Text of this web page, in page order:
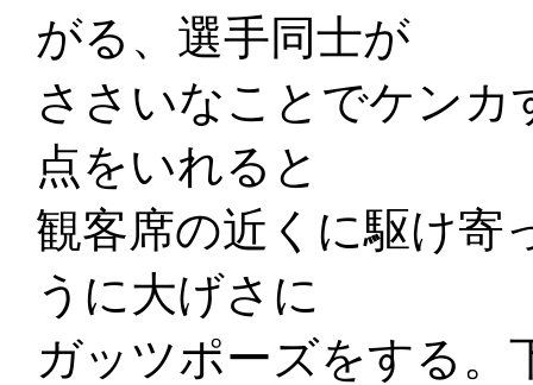
がる、選手同士が
ささいなことでケン
点をいれると
観客席の近くに駆け寄
うに大げさに
ガッツポーズをする。